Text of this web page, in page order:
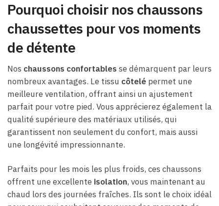
Pourquoi choisir nos chaussons
chaussettes pour vos moments
de détente
Nos chaussons confortables se démarquent par leurs
nombreux avantages. Le tissu côtelé permet une
meilleure ventilation, offrant ainsi un ajustement
parfait pour votre pied. Vous apprécierez également la
qualité supérieure des matériaux utilisés, qui
garantissent non seulement du confort, mais aussi
une longévité impressionnante.
Parfaits pour les mois les plus froids, ces chaussons
offrent une excellente isolation, vous maintenant au
chaud lors des journées fraîches. Ils sont le choix idéal